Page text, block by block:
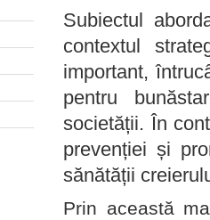
Subiectul
contextul
important,
pentru
societății. În
prevenției și
sănătății
Prin această